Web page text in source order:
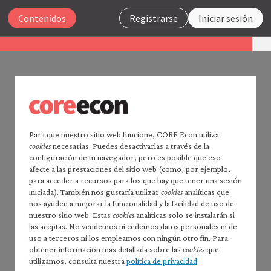
Registrarse Iniciar sesión
Contenidos
Para que nuestro sitio web funcione, CORE Econ utiliza
cookiesnecesarias. Puedes desactivarlas a través de la
configuración de tu navegador, pero es posible que eso
afecte a las prestaciones del sitio web (como, por ejemplo,
para acceder a recursos para los que hay que tener una sesión
iniciada). También nos gustaría utilizarcookiesanalíticas que
nos ayuden a mejorar la funcionalidad y la facilidad de uso de
nuestro sitio web. Estas cookiesanalíticas solo se instalarán si
las aceptas. No vendemos ni cedemos datos personales ni de
uso a terceros ni los empleamos con ningún otro fin. Para
obtener información más detallada sobre las cookiesque
utilizamos, consulta nuestra política de privacidad.
UNIDAD 6
La deuda y el sector financiero permiten que los
individuos suavicen su consumo a lo largo del
tiempo, incluso cuando se jubilan.
La deuda permite que los hogares pidan prestado
para comprar una vivienda con un precio varias
veces superior a su renta anual y pagarla a lo largo
de décadas en lugar de tener que construirla
Cerrar
La economía 2.0
Página principal deLa economía
La economía2.0:
Microeconomía
Índice de contenidos —
*Macroeconomía*
Cómo citar *La economía* 2.0:
*macroeconomía*